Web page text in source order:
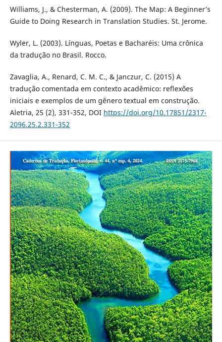
Williams, J., & Chesterman, A. (2009). The Map: A Beginner’s
Guide to Doing Research in Translation Studies. St. Jerome.
Wyler, L. (2003). Línguas, Poetas e Bacharéis: Uma crônica
da tradução no Brasil. Rocco.
Zavaglia, A., Renard, C. M. C., & Janczur, C. (2015) A
tradução comentada em contexto acadêmico: reflexões
iniciais e exemplos de um gênero textual em construção.
Aletria, 25 (2), 331-352, DOI https://doi.org/10.17851/2317-
2096.25.2.331-352